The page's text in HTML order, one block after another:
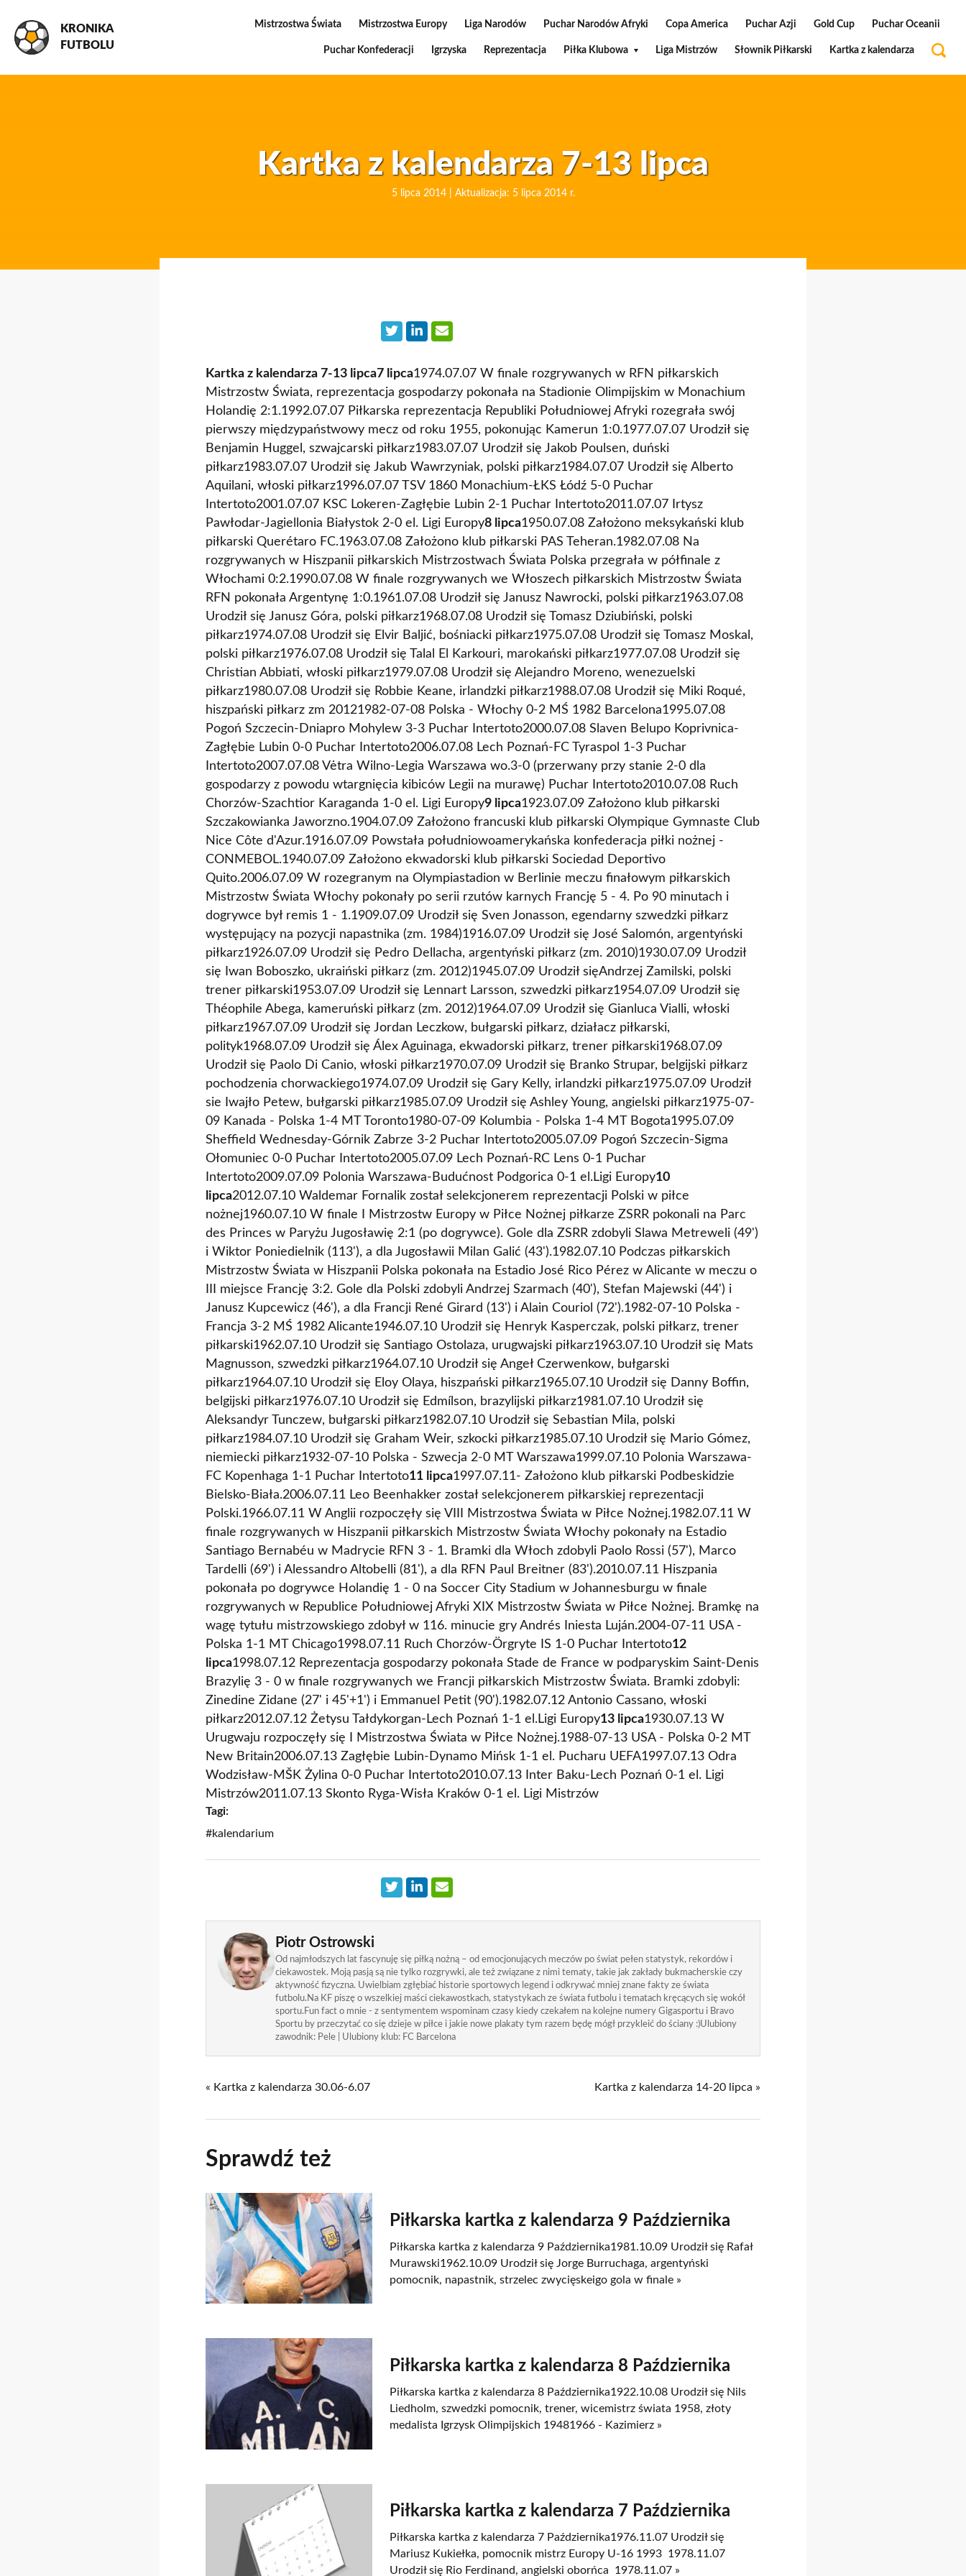
KRONIKA
FUTBOLU
Mistrzostwa Świata Mistrzostwa Europy Liga Narodów Puchar Narodów Afryki Copa America Puchar Azji Gold Cup Puchar Oceanii
Puchar Konfederacji Igrzyska Reprezentacja Piłka Klubowa Liga Mistrzów Słownik Piłkarski Kartka z kalendarza
Kartka z kalendarza 7-13 lipca
5 lipca 2014 | Aktualizacja: 5 lipca 2014 r.
Kartka z kalendarza 7-13 lipca7 lipca1974.07.07 W finale rozgrywanych w RFN piłkarskich
Mistrzostw Świata, reprezentacja gospodarzy pokonała na Stadionie Olimpijskim w Monachium
Holandię 2:1.1992.07.07 Piłkarska reprezentacja Republiki Południowej Afryki rozegrała swój
pierwszy międzypaństwowy mecz od roku 1955, pokonując Kamerun 1:0.1977.07.07 Urodził się
Benjamin Huggel, szwajcarski piłkarz1983.07.07 Urodził się Jakob Poulsen, duński
piłkarz1983.07.07 Urodził się Jakub Wawrzyniak, polski piłkarz1984.07.07 Urodził się Alberto
Aquilani, włoski piłkarz1996.07.07 TSV 1860 Monachium-ŁKS Łódź 5-0 Puchar
Intertoto2001.07.07 KSC Lokeren-Zagłębie Lubin 2-1 Puchar Intertoto2011.07.07 Irtysz
Pawłodar-Jagiellonia Białystok 2-0 el. Ligi Europy8 lipca1950.07.08 Założono meksykański klub
piłkarski Querétaro FC.1963.07.08 Założono klub piłkarski PAS Teheran.1982.07.08 Na
rozgrywanych w Hiszpanii piłkarskich Mistrzostwach Świata Polska przegrała w półfinale z
Włochami 0:2.1990.07.08 W finale rozgrywanych we Włoszech piłkarskich Mistrzostw Świata
RFN pokonała Argentynę 1:0.1961.07.08 Urodził się Janusz Nawrocki, polski piłkarz1963.07.08
Urodził się Janusz Góra, polski piłkarz1968.07.08 Urodził się Tomasz Dziubiński, polski
piłkarz1974.07.08 Urodził się Elvir Baljić, bośniacki piłkarz1975.07.08 Urodził się Tomasz Moskal,
polski piłkarz1976.07.08 Urodził się Talal El Karkouri, marokański piłkarz1977.07.08 Urodził się
Christian Abbiati, włoski piłkarz1979.07.08 Urodził się Alejandro Moreno, wenezuelski
piłkarz1980.07.08 Urodził się Robbie Keane, irlandzki piłkarz1988.07.08 Urodził się Miki Roqué,
hiszpański piłkarz zm 20121982-07-08 Polska - Włochy 0-2 MŚ 1982 Barcelona1995.07.08
Pogoń Szczecin-Dniapro Mohylew 3-3 Puchar Intertoto2000.07.08 Slaven Belupo Koprivnica-
Zagłębie Lubin 0-0 Puchar Intertoto2006.07.08 Lech Poznań-FC Tyraspol 1-3 Puchar
Intertoto2007.07.08 Vėtra Wilno-Legia Warszawa wo.3-0 (przerwany przy stanie 2-0 dla
gospodarzy z powodu wtargnięcia kibiców Legii na murawę) Puchar Intertoto2010.07.08 Ruch
Chorzów-Szachtior Karaganda 1-0 el. Ligi Europy9 lipca1923.07.09 Założono klub piłkarski
Szczakowianka Jaworzno.1904.07.09 Założono francuski klub piłkarski Olympique Gymnaste Club
Nice Côte d'Azur.1916.07.09 Powstała południowoamerykańska konfederacja piłki nożnej -
CONMEBOL.1940.07.09 Założono ekwadorski klub piłkarski Sociedad Deportivo
Quito.2006.07.09 W rozegranym na Olympiastadion w Berlinie meczu finałowym piłkarskich
Mistrzostw Świata Włochy pokonały po serii rzutów karnych Francję 5 - 4. Po 90 minutach i
dogrywce był remis 1 - 1.1909.07.09 Urodził się Sven Jonasson, egendarny szwedzki piłkarz
występujący na pozycji napastnika (zm. 1984)1916.07.09 Urodził się José Salomón, argentyński
piłkarz1926.07.09 Urodził się Pedro Dellacha, argentyński piłkarz (zm. 2010)1930.07.09 Urodził
się Iwan Boboszko, ukraiński piłkarz (zm. 2012)1945.07.09 Urodził sięAndrzej Zamilski, polski
trener piłkarski1953.07.09 Urodził się Lennart Larsson, szwedzki piłkarz1954.07.09 Urodził się
Théophile Abega, kameruński piłkarz (zm. 2012)1964.07.09 Urodził się Gianluca Vialli, włoski
piłkarz1967.07.09 Urodził się Jordan Leczkow, bułgarski piłkarz, działacz piłkarski,
polityk1968.07.09 Urodził się Álex Aguinaga, ekwadorski piłkarz, trener piłkarski1968.07.09
Urodził się Paolo Di Canio, włoski piłkarz1970.07.09 Urodził się Branko Strupar, belgijski piłkarz
pochodzenia chorwackiego1974.07.09 Urodził się Gary Kelly, irlandzki piłkarz1975.07.09 Urodził
sie Iwajło Petew, bułgarski piłkarz1985.07.09 Urodził się Ashley Young, angielski piłkarz1975-07-
09 Kanada - Polska 1-4 MT Toronto1980-07-09 Kolumbia - Polska 1-4 MT Bogota1995.07.09
Sheffield Wednesday-Górnik Zabrze 3-2 Puchar Intertoto2005.07.09 Pogoń Szczecin-Sigma
Ołomuniec 0-0 Puchar Intertoto2005.07.09 Lech Poznań-RC Lens 0-1 Puchar
Intertoto2009.07.09 Polonia Warszawa-Budućnost Podgorica 0-1 el.Ligi Europy10
lipca2012.07.10 Waldemar Fornalik został selekcjonerem reprezentacji Polski w piłce
nożnej1960.07.10 W finale I Mistrzostw Europy w Piłce Nożnej piłkarze ZSRR pokonali na Parc
des Princes w Paryżu Jugosławię 2:1 (po dogrywce). Gole dla ZSRR zdobyli Slawa Metreweli (49')
i Wiktor Poniedielnik (113'), a dla Jugosławii Milan Galić (43').1982.07.10 Podczas piłkarskich
Mistrzostw Świata w Hiszpanii Polska pokonała na Estadio José Rico Pérez w Alicante w meczu o
III miejsce Francję 3:2. Gole dla Polski zdobyli Andrzej Szarmach (40'), Stefan Majewski (44') i
Janusz Kupcewicz (46'), a dla Francji René Girard (13') i Alain Couriol (72').1982-07-10 Polska -
Francja 3-2 MŚ 1982 Alicante1946.07.10 Urodził się Henryk Kasperczak, polski piłkarz, trener
piłkarski1962.07.10 Urodził się Santiago Ostolaza, urugwajski piłkarz1963.07.10 Urodził się Mats
Magnusson, szwedzki piłkarz1964.07.10 Urodził się Angeł Czerwenkow, bułgarski
piłkarz1964.07.10 Urodził się Eloy Olaya, hiszpański piłkarz1965.07.10 Urodził się Danny Boffin,
belgijski piłkarz1976.07.10 Urodził się Edmílson, brazylijski piłkarz1981.07.10 Urodził się
Aleksandyr Tunczew, bułgarski piłkarz1982.07.10 Urodził się Sebastian Mila, polski
piłkarz1984.07.10 Urodził się Graham Weir, szkocki piłkarz1985.07.10 Urodził się Mario Gómez,
niemiecki piłkarz1932-07-10 Polska - Szwecja 2-0 MT Warszawa1999.07.10 Polonia Warszawa-
FC Kopenhaga 1-1 Puchar Intertoto11 lipca1997.07.11- Założono klub piłkarski Podbeskidzie
Bielsko-Biała.2006.07.11 Leo Beenhakker został selekcjonerem piłkarskiej reprezentacji
Polski.1966.07.11 W Anglii rozpoczęły się VIII Mistrzostwa Świata w Piłce Nożnej.1982.07.11 W
finale rozgrywanych w Hiszpanii piłkarskich Mistrzostw Świata Włochy pokonały na Estadio
Santiago Bernabéu w Madrycie RFN 3 - 1. Bramki dla Włoch zdobyli Paolo Rossi (57'), Marco
Tardelli (69') i Alessandro Altobelli (81'), a dla RFN Paul Breitner (83').2010.07.11 Hiszpania
pokonała po dogrywce Holandię 1 - 0 na Soccer City Stadium w Johannesburgu w finale
rozgrywanych w Republice Południowej Afryki XIX Mistrzostw Świata w Piłce Nożnej. Bramkę na
wagę tytułu mistrzowskiego zdobył w 116. minucie gry Andrés Iniesta Luján.2004-07-11 USA -
Polska 1-1 MT Chicago1998.07.11 Ruch Chorzów-Örgryte IS 1-0 Puchar Intertoto12
lipca1998.07.12 Reprezentacja gospodarzy pokonała Stade de France w podparyskim Saint-Denis
Brazylię 3 - 0 w finale rozgrywanych we Francji piłkarskich Mistrzostw Świata. Bramki zdobyli:
Zinedine Zidane (27' i 45'+1') i Emmanuel Petit (90').1982.07.12 Antonio Cassano, włoski
piłkarz2012.07.12 Żetysu Tałdykorgan-Lech Poznań 1-1 el.Ligi Europy13 lipca1930.07.13 W
Urugwaju rozpoczęły się I Mistrzostwa Świata w Piłce Nożnej.1988-07-13 USA - Polska 0-2 MT
New Britain2006.07.13 Zagłębie Lubin-Dynamo Mińsk 1-1 el. Pucharu UEFA1997.07.13 Odra
Wodzisław-MŠK Żylina 0-0 Puchar Intertoto2010.07.13 Inter Baku-Lech Poznań 0-1 el. Ligi
Mistrzów2011.07.13 Skonto Ryga-Wisła Kraków 0-1 el. Ligi Mistrzów
Tagi:
#kalendarium
Piotr Ostrowski
Od najmłodszych lat fascynuję się piłką nożną – od emocjonujących meczów po świat pełen statystyk, rekordów i
ciekawostek. Moją pasją są nie tylko rozgrywki, ale też związane z nimi tematy, takie jak zakłady bukmacherskie czy
aktywność fizyczna. Uwielbiam zgłębiać historie sportowych legend i odkrywać mniej znane fakty ze świata
futbolu.Na KF piszę o wszelkiej maści ciekawostkach, statystykach ze świata futbolu i tematach kręcących się wokół
sportu.Fun fact o mnie - z sentymentem wspominam czasy kiedy czekałem na kolejne numery Gigasportu i Bravo
Sportu by przeczytać co się dzieje w piłce i jakie nowe plakaty tym razem będę mógł przykleić do ściany :)Ulubiony
zawodnik: Pele | Ulubiony klub: FC Barcelona
« Kartka z kalendarza 30.06-6.07 Kartka z kalendarza 14-20 lipca »
Sprawdź też
Piłkarska kartka z kalendarza 9 Października
Piłkarska kartka z kalendarza 9 Października1981.10.09 Urodził się Rafał
Murawski1962.10.09 Urodził się Jorge Burruchaga, argentyński
pomocnik, napastnik, strzelec zwycięskeigo gola w finale »
Piłkarska kartka z kalendarza 8 Października
Piłkarska kartka z kalendarza 8 Października1922.10.08 Urodził się Nils
Liedholm, szwedzki pomocnik, trener, wicemistrz świata 1958, złoty
medalista Igrzysk Olimpijskich 19481966 - Kazimierz »
Piłkarska kartka z kalendarza 7 Października
Piłkarska kartka z kalendarza 7 Października1976.11.07 Urodził się
Mariusz Kukiełka, pomocnik mistrz Europy U-16 1993 1978.11.07
Urodził się Rio Ferdinand, angielski oborńca 1978.11.07 »